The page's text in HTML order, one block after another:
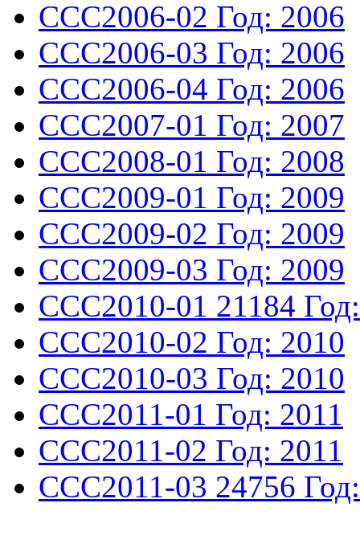
CCC2006-02 Год: 2006
CCC2006-03 Год: 2006
CCC2006-04 Год: 2006
CCC2007-01 Год: 2007
CCC2008-01 Год: 2008
CCC2009-01 Год: 2009
CCC2009-02 Год: 2009
CCC2009-03 Год: 2009
CCC2010-01 21184
CCC2010-02 Год: 2010
CCC2010-03 Год: 2010
CCC2011-01 Год: 2011
CCC2011-02 Год: 2011
CCC2011-03 24756